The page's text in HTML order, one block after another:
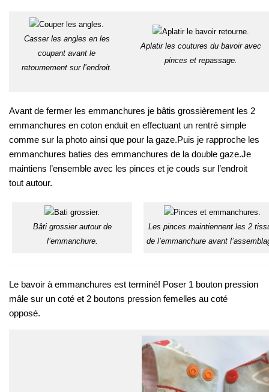
Casser les angles en les
coupant avant le
retournement sur l’endroit.
Aplatir les coutures du bavoir avec
pinces et repassage.
Avant de fermer les emmanchures je bâtis grossièrement les 2
emmanchures en coton enduit en effectuant un rentré simple
comme sur la photo ainsi que pour la gaze.Puis je rapproche les
emmanchures baties des emmanchures de la double gaze.Je
maintiens l’ensemble avec les pinces et je couds sur l’endroit
tout autour.
Bâti grossier autour de
l’emmanchure.
Les pinces maintiennent les 2
de l’emmanchure avant
Le bavoir à emmanchures est terminé! Poser 1 bouton pression
mâle sur un coté et 2 boutons pression femelles au coté
opposé.